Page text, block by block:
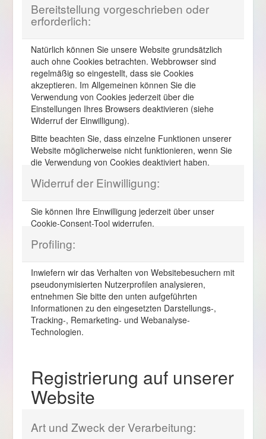
Bereitstellung vorgeschrieben oder
erforderlich:
Natürlich können Sie unsere Website grundsätzlich
auch ohne Cookies betrachten. Webbrowser sind
regelmäßig so eingestellt, dass sie Cookies
akzeptieren. Im Allgemeinen können Sie die
Verwendung von Cookies jederzeit über die
Einstellungen Ihres Browsers deaktivieren (siehe
Widerruf der Einwilligung).
Bitte beachten Sie, dass einzelne Funktionen unserer
Website möglicherweise nicht funktionieren, wenn Sie
die Verwendung von Cookies deaktiviert haben.
Widerruf der Einwilligung:
Sie können Ihre Einwilligung jederzeit über unser
Cookie-Consent-Tool widerrufen.
Profiling:
Inwiefern wir das Verhalten von Websitebesuchern mit
pseudonymisierten Nutzerprofilen analysieren,
entnehmen Sie bitte den unten aufgeführten
Informationen zu den eingesetzten Darstellungs-,
Tracking-, Remarketing- und Webanalyse-
Technologien.
Registrierung auf unserer
Website
Art und Zweck der Verarbeitung: